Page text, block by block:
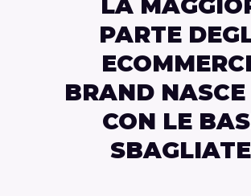
LA
PARTE
BRAND
CON LE
SBAGLIATE